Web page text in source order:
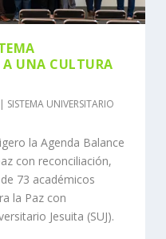
A UNA CULTURA
SISTEMA UNIVERSITARIO
la Agenda Balance
con reconciliación,
73 académicos
la Paz con
Jesuita (SUJ).